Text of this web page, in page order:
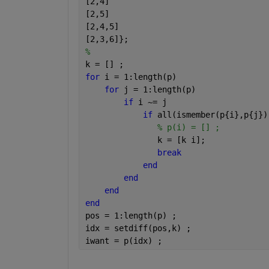
[2,5]
[2,4,5]
[2,3,6]};
%
k = [] ;
for i = 1:length(p)
for
j = 1:length(p)
if i ~= j
if
% p(i) = [] ;
               k = [k i];
break
end
end
end
end
pos = 1:length(p) ;
idx = setdiff(pos,k) ;
iwant = p(idx) ;